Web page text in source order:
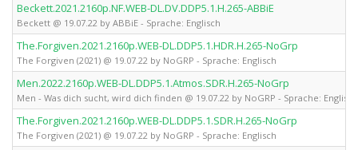
Beckett.2021.2160p.NF.WEB-DL.DV.DDP5.1.H.265-ABBiE
Beckett @ 19.07.22 by ABBiE - Sprache: Englisch
The.Forgiven.2021.2160p.WEB-DL.DDP5.1.HDR.H.265-NoGrp
The Forgiven (2021) @ 19.07.22 by NoGRP - Sprache: Englisch
Men.2022.2160p.WEB-DL.DDP5.1.Atmos.SDR.H.265-NoGrp
Men - Was dich sucht, wird dich finden @ 19.07.22 by NoGRP - Sprache: Englisch
The.Forgiven.2021.2160p.WEB-DL.DDP5.1.SDR.H.265-NoGrp
The Forgiven (2021) @ 19.07.22 by NoGRP - Sprache: Englisch